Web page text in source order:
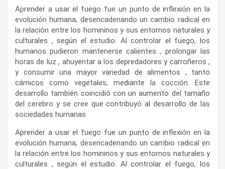
Aprender a usar el fuego fue un punto de inflexión en la
evolución humana, desencadenando un cambio radical en
la relación entre los homininos y sus entornos naturales y
culturales , según el estudio. Al controlar el fuego, los
humanos pudieron mantenerse calientes , prolongar las
horas de luz , ahuyentar a los depredadores y carroñeros ,
y consumir una mayor variedad de alimentos , tanto
cárnicos como vegetales, mediante la cocción. Este
desarrollo también coincidió con un aumento del tamaño
del cerebro y se cree que contribuyó al desarrollo de las
sociedades humanas
Aprender a usar el fuego fue un punto de inflexión en la
evolución humana, desencadenando un cambio radical en
la relación entre los homininos y sus entornos naturales y
culturales , según el estudio. Al controlar el fuego, los